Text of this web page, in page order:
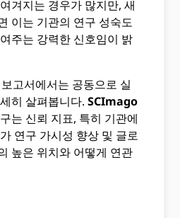
겨지는 경우가 많지만, 새
이는 기관의 연구 성숙도
주는 강력한 신호임이 밝
고서에서는 공동으로 실
히 살펴봅니다.SCImago
는 신뢰 지표, 특히 기관에
연구 가시성 향상 및 글로
높은 위치와 어떻게 연관